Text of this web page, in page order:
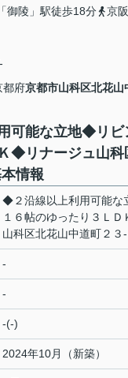
御陵」駅徒歩18分
京
都府京都市山科区北花山
可能な立地◆リビ
◆リナージュ山科
情報
◆２沿線以上利用可能
１６帖のゆったり３Ｌ
山科区北花山中道町２３
-
-
-(-)
2024年10月（新築）